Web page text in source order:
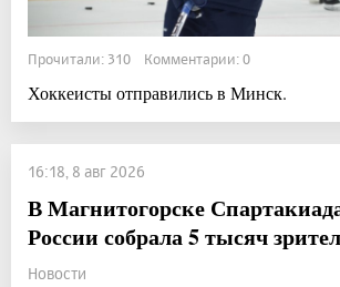
Прочитали: 310 Комментарии: 0
Хоккеисты отправились в Минск.
16:18, 8 авг 2026
В Магнитогорске
России собрала 5 тысяч
Новости